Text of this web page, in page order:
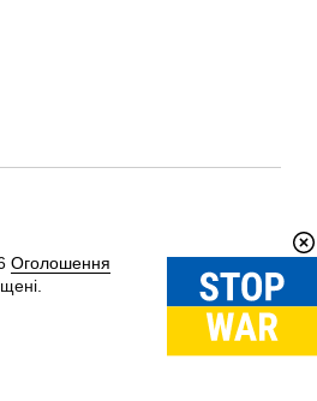
Оголошення
Вгору↑